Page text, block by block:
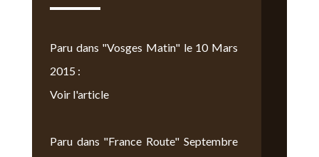
Paru dans "Vosges Matin" le 10 Mars
2015 :
Voir l'article
Paru dans "France Route" Septembre